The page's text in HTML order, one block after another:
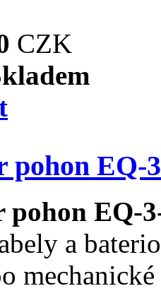
CZK
pohon EQ-
pohon EQ-
a